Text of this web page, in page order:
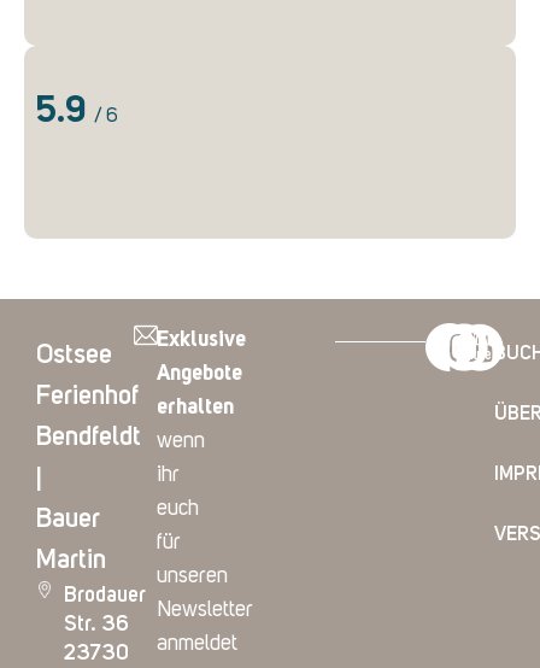
5.9 / 6
Ostsee
Ferienhof
Bendfeldt
Bauer
Martin
Brodauer
Str. 36
23730
Exklusive
Angebote
erhalten
wenn
ihr
euch
für
unseren
Newsletter
anmeldet